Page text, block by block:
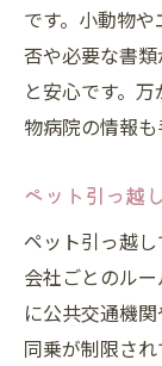
です。小動物
否や必要な書
と安心です。
物病院の情報も
ペット引っ越
ペット引っ越
会社ごとのル
に公共交通機
同乗が制限さ